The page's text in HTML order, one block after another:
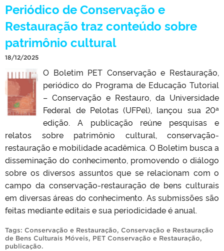
Periódico de Conservação e
Restauração traz conteúdo sobre
patrimônio cultural
18/12/2025
O Boletim PET Conservação e Restauração,
periódico do Programa de Educação Tutorial
– Conservação e Restauro, da Universidade
Federal de Pelotas (UFPel), lançou sua 20ª
edição. A publicação reúne pesquisas e
relatos sobre patrimônio cultural, conservação-
restauração e mobilidade acadêmica. O Boletim busca a
disseminação do conhecimento, promovendo o diálogo
sobre os diversos assuntos que se relacionam com o
campo da conservação-restauração de bens culturais
em diversas áreas do conhecimento. As submissões são
feitas mediante editais e sua periodicidade é anual.
Tags: Conservação e Restauração, Conservação e Restauração
de Bens Culturais Móveis, PET Conservação e Restauração,
publicação.